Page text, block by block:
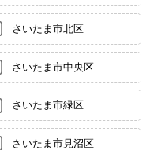
さいたま市北区
さいたま市中央区
さいたま市緑区
さいたま市見沼区